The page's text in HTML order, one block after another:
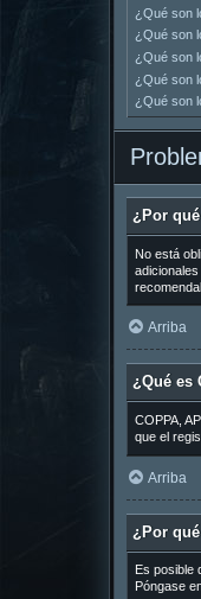
¿Qué son
¿Qué son
¿Qué son
¿Qué son
¿Qué son
¿Por
No está
Arriba
¿Qué es
COPPA,
que el
Arriba
¿Por
Es posible
Póngase